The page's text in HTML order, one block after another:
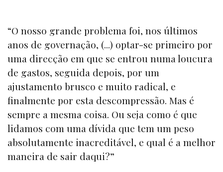
“O nosso grande problema foi, nos últimos
anos de governação, (...) optar-se primeiro por
uma direcção em que se entrou numa loucura
de gastos, seguida depois, por um
ajustamento brusco e muito radical, e
finalmente por esta descompressão. Mas é
sempre a mesma coisa. Ou seja como é que
lidamos com uma dívida que tem um peso
absolutamente inacreditável, e qual é a melhor
maneira de sair daqui?”